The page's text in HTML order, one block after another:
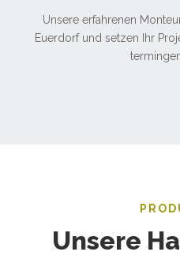
Unsere erfahrenen
Euerdorf und setzen Ihr
Unsere